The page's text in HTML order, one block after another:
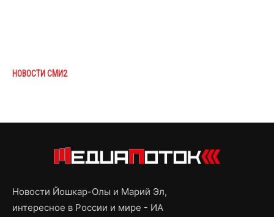
НОВОСТИ СМИ2
Новости Йошкар-Олы и Марий Эл,
интересное в России и мире - ИА